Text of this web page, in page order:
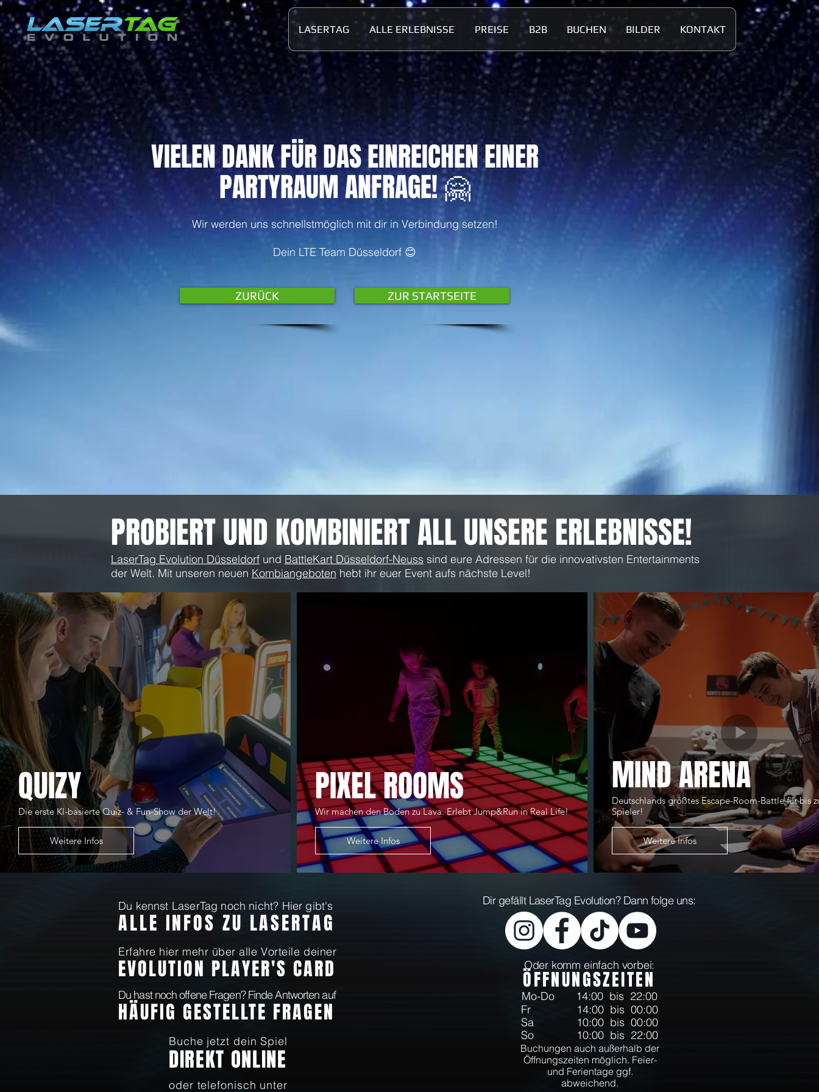
LASERTAG ALLE ERLEBNISSE PREISE B2B BUCHEN BILDER KONTAKT
VIELEN DANK FÜR DAS EINREICHEN EINER
PARTYRAUM ANFRAGE! 🤗
Wir werden uns schnellstmöglich mit dir in Verbindung setzen!
Dein LTE Team Düsseldorf 😊
ZURÜCK ZUR STARTSEITE
PROBIERT UND KOMBINIERT ALL UNSERE ERLEBNISSE!
LaserTag Evolution Düsseldorf und BattleKart Düsseldorf-Neuss sind eure Adressen für die innovativsten Entertainments
der Welt. Mit unseren neuen Kombiangeboten hebt ihr euer Event aufs nächste Level!
QUIZY
Die erste KI-basierte Quiz- & Fun-Show der Welt!
Weitere Infos
PIXEL ROOMS
Wir machen den Boden zu Lava. Erlebt Jump&Run in Real Life!
Weitere Infos
MIND ARENA
Deutschlands größtes Escape-Room-Battle für bis
Spieler!
Weitere Infos
Du kennst LaserTag noch nicht? Hier gibt's
ALLE INFOS ZU LASERTAG
Erfahre hier mehr über alle Vorteile deiner
EVOLUTION PLAYER'S CARD
Du hast noch offene Fragen? Finde Antworten auf
HÄUFIG GESTELLTE FRAGEN
Buche jetzt dein Spiel
DIREKT ONLINE
oder telefonisch unter
Dir gefällt LaserTag Evolution? Dann folge uns:
Oder komm einfach vorbei:
ÖFFNUNGSZEITEN
Mo-Do
14:00 bis 22:00
Fr 14:00 bis 00:00
Sa 10:00 bis 00:00
So 10:00 bis 22:00
Buchungen auch außerhalb der
Öffnungszeiten möglich. Feier-
und Ferientage ggf.
abweichend.